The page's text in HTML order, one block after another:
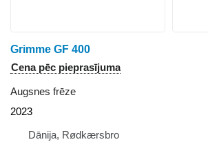
Grimme GF 400
Cena pēc pieprasījuma
Augsnes frēze
2023
Dānija, Rødkærsbro